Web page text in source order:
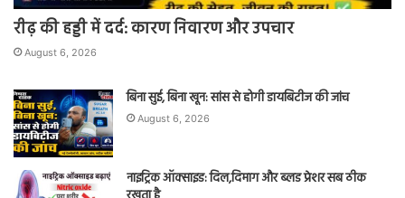
रीढ़ की हड्डी में दर्द: कारण निवारण और उपचार
August 6, 2026
बिना सुई, बिना खून: सांस से होगी डायबिटीज की जांच
August 6, 2026
नाइट्रिक ऑक्साइड: दिल,दिमाग और ब्लड प्रेशर सब ठीक